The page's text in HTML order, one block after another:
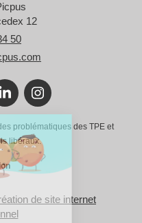
12
50
problématiques des TPE et
libéraux.